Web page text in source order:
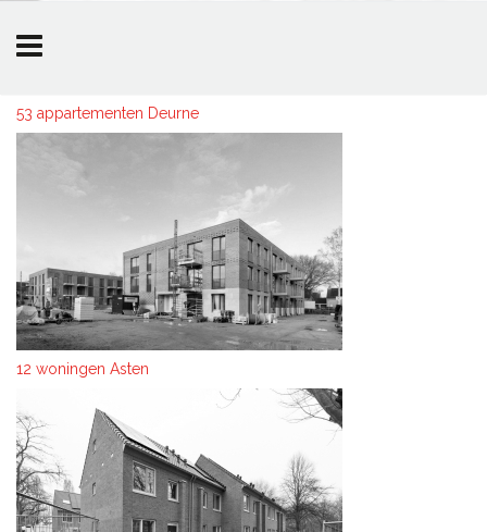
53 appartementen Deurne
12 woningen Asten